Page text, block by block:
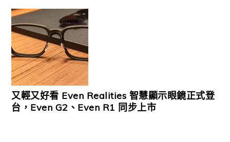
又輕又好看 Even Realities 智慧顯示眼鏡正式登
台，Even G2、Even R1 同步上市